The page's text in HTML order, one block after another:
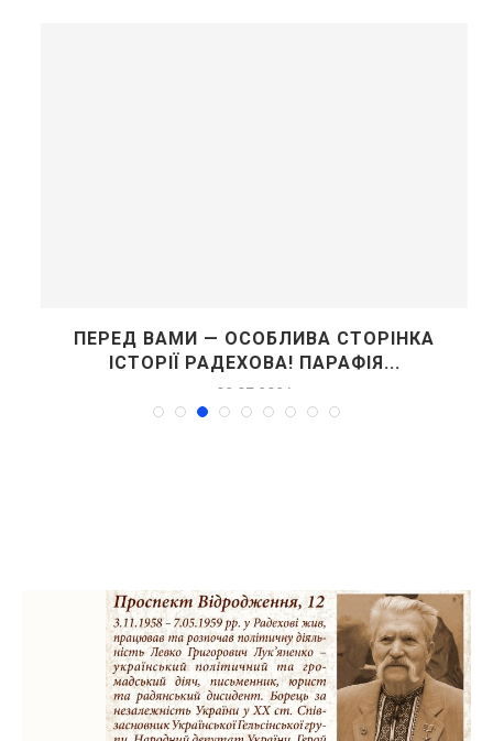
ПЕРЕД ВАМИ — ОСОБЛИВА СТОРІНКА
ІСТОРІЇ РАДЕХОВА! ПАРАФІЯ...
02.07.2026